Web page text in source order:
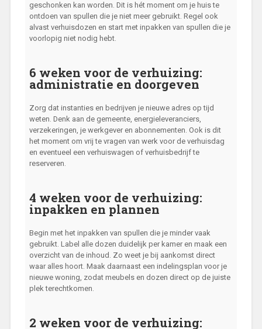
geschonken kan worden. Dit is hét moment om je huis te
ontdoen van spullen die je niet meer gebruikt. Regel ook
alvast verhuisdozen en start met inpakken van spullen die je
voorlopig niet nodig hebt.
6 weken voor de verhuizing:
administratie en doorgeven
Zorg dat instanties en bedrijven je nieuwe adres op tijd
weten. Denk aan de gemeente, energieleveranciers,
verzekeringen, je werkgever en abonnementen. Ook is dit
het moment om vrij te vragen van werk voor de verhuisdag
en eventueel een verhuiswagen of verhuisbedrijf te
reserveren.
4 weken voor de verhuizing:
inpakken en plannen
Begin met het inpakken van spullen die je minder vaak
gebruikt. Label alle dozen duidelijk per kamer en maak een
overzicht van de inhoud. Zo weet je bij aankomst direct
waar alles hoort. Maak daarnaast een indelingsplan voor je
nieuwe woning, zodat meubels en dozen direct op de juiste
plek terechtkomen.
2 weken voor de verhuizing: